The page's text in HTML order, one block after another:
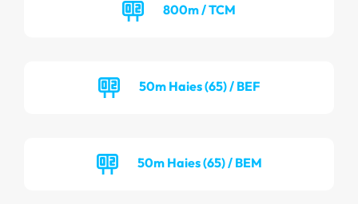
800m / TCM
50m Haies (65) / BEF
50m Haies (65) / BEM